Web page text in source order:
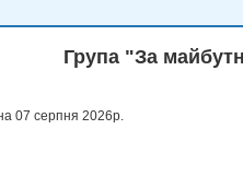
Група "За
07 серпня 2026р.